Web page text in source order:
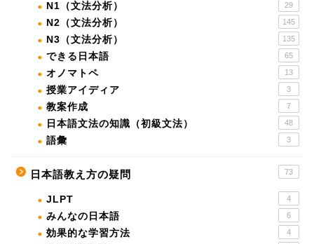
N1（文法分析） 29
N2（文法分析） 145
N3（文法分析） 135
できる日本語 65
オノマトペ 13
授業アイディア 3
教案作成 7
日本語文法の知識（初級文法） 48
語彙 3
日本語教え方の疑問 73
JLPT 4
みんなの日本語 6
効果的な学習方法 4